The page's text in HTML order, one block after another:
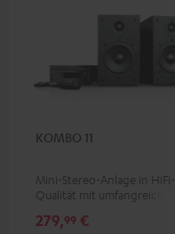
KOMBO 11
Mini-Stereo-Anlage in HiFi-
Qualität mit umfangreicher
Bestsellers KOMBO 22
279,99 €